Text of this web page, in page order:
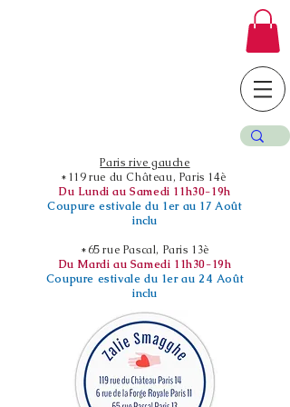
Paris rive gauche
*119 rue du Château, Paris 14è
Du Lundi au Samedi 11h30-19h
Coupure estivale du 1er au 17 Août
inclu
*65 rue Pascal, Paris 13è
Du Mardi au Samedi 11h30-19h
Coupure estivale du 1er au 24 Août
inclu